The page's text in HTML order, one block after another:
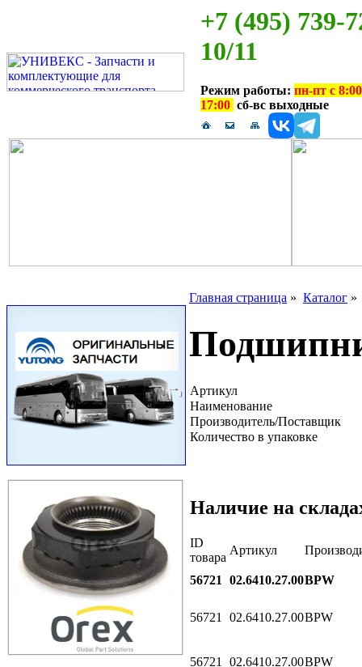
+7 (495) 739-
10/11
Режим работы: пн-пт с
17:00 сб-вс выходные
Главная страница » Каталог
Артикул
Наименование
Производитель/Поставщик
Количество в упаковке
Наличие на
ID
товара
Артикул
56721 02.6410.27.00BPW
56721 02.6410.27.00BPW
56721 02.6410.27.00BPW